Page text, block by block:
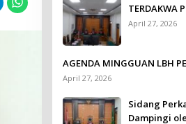
TERDAKWA
DI
April 27, 2026
AGENDA MINGGUAN LBH
April 27, 2026
Sidang
Dampingi